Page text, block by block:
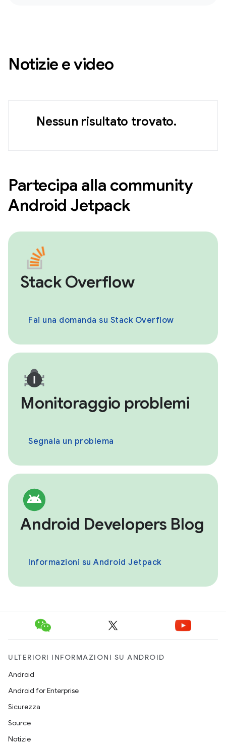
Notizie e video
Nessun risultato trovato.
Partecipa alla community
Android Jetpack
Stack Overflow
Fai una domanda su Stack Overflow
Monitoraggio problemi
Segnala un problema
Android Developers Blog
Informazioni su Android Jetpack
ULTERIORI INFORMAZIONI SU ANDROID
Android
Android for Enterprise
Sicurezza
Source
Notizie